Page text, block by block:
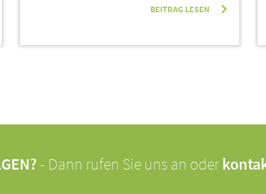
BEITRAG LESEN
- Dann rufen Sie uns an oder